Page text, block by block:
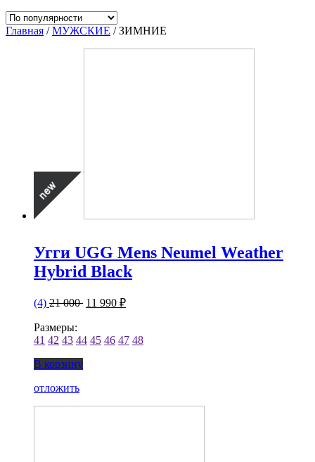
Главная /МУЖСКИЕ / ЗИМНИЕ
Угги UGG Mens Neumel Weather
Hybrid Black
(4) 21 000 11 990 ₽
Размеры:
41 42 43 44 45 46 47 48
В корзину
отложить